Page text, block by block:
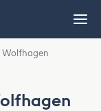
Wolfhagen